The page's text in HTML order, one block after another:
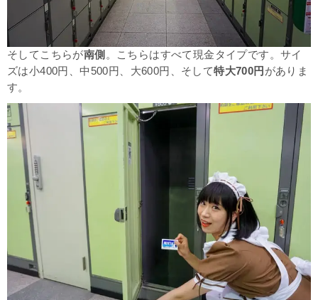
そしてこちらが南側 。こちらはすべて現金タイプです。サイ
ズは小400円、中500円、大600円、そして特大700円 がありま
す。